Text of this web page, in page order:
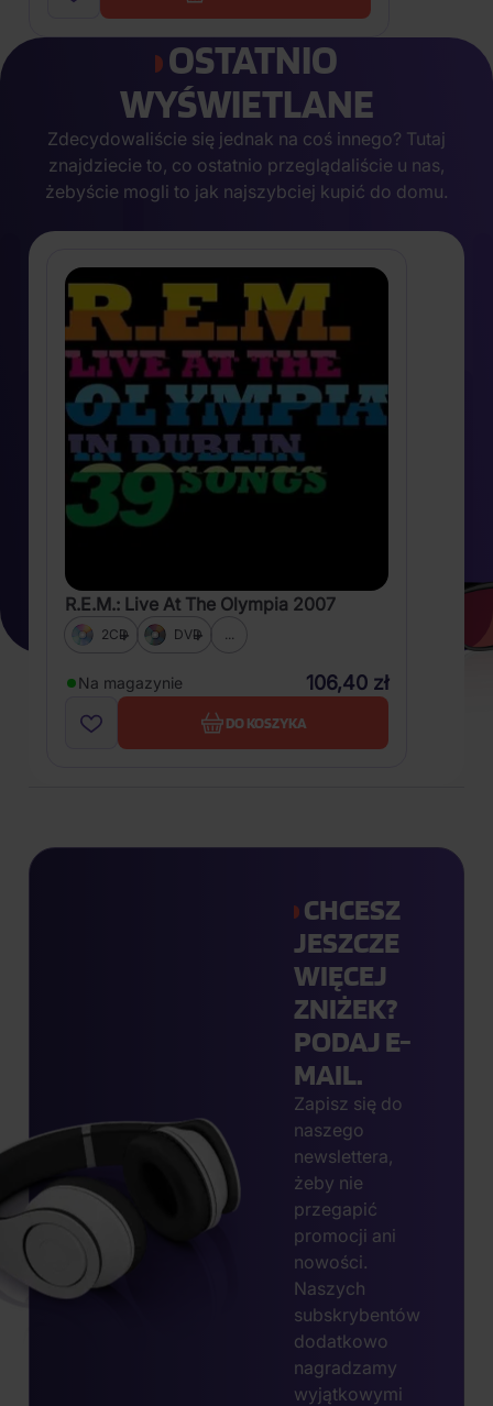
OSTATNIO
WYŚWIETLANE
Zdecydowaliście się jednak na coś innego? Tutaj
znajdziecie to, co ostatnio przeglądaliście u nas,
żebyście mogli to jak najszybciej kupić do domu.
R.E.M.: Live At The Olympia 2007
2CD DVD ...
Na magazynie 106,40 zł
DO KOSZYKA
CHCESZ
JESZCZE
WIĘCEJ
ZNIŻEK?
PODAJ E-
MAIL.
Zapisz się do
naszego
newslettera,
żeby nie
przegapić
promocji ani
nowości.
Naszych
subskrybentów
dodatkowo
nagradzamy
wyjątkowymi